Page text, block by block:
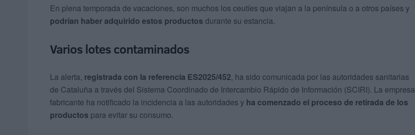
En plena temporada de vacaciones, son muchos los ceutíes que viajan a la península o a otros países y
podrían haber adquirido estos productos durante su estancia.
Varios lotes contaminados
La alerta, registrada con la referencia ES2025/452, ha sido comunicada por las autoridades sanitarias
de Cataluña a través del Sistema Coordinado de Intercambio Rápido de Información (SCIRI). La empresa
fabricante ha notificado la incidencia a las autoridades y ha comenzado el proceso de retirada de los
productos para evitar su consumo.